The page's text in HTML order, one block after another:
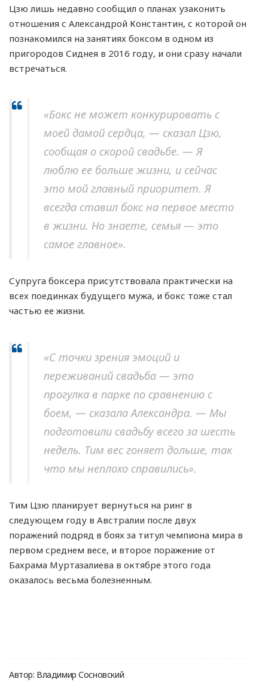
Цзю лишь недавно сообщил о планах узаконить
отношения с Александрой Константин, с которой он
познакомился на занятиях боксом в одном из
пригородов Сиднея в 2016 году, и они сразу начали
встречаться.
«Бокс не может конкурировать с
моей дамой сердца, — сказал Цзю,
сообщая о скорой свадьбе. — Я
люблю ее больше жизни, и сейчас
это мой главный приоритет. Я
всегда ставил бокс на первое место
в жизни. Но знаете, семья — это
самое главное».
Супруга боксера присутствовала практически на
всех поединках будущего мужа, и бокс тоже стал
частью ее жизни.
«С точки зрения эмоций и
переживаний свадьба — это
прогулка в парке по сравнению с
боем, — сказала Александра. — Мы
подготовили свадьбу всего за шесть
недель. Тим вес гоняет дольше, так
что мы неплохо справились».
Тим Цзю планирует вернуться на ринг в
следующем году в Австралии после двух
поражений подряд в боях за титул чемпиона мира в
первом среднем весе, и второе поражение от
Бахрама Муртазалиева в октябре этого года
оказалось весьма болезненным.
Автор: Владимир Сосновский